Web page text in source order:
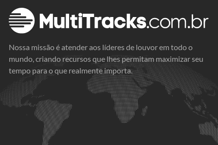
Nossa missão é atender aos líderes de louvor em todo o
mundo, criando recursos que lhes permitam maximizar seu
tempo para o que realmente importa.